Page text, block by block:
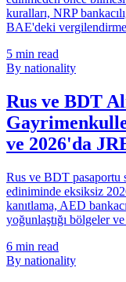
kuralları, NRP
BAE'deki
5 min read
By nationality
Rus ve BDT
ve 2026'da
Rus ve BDT pasaportu
ediniminde eksiksiz
kanıtlama, AED
yoğunlaştığı bölgeler
6 min read
By nationality